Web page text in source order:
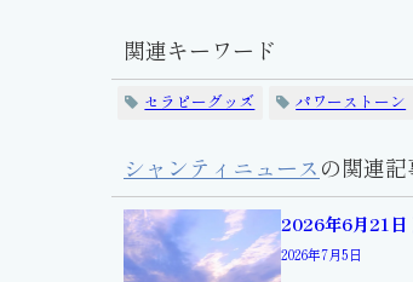
関連キーワード
セラピーグッズ パワーストーン
シャンティニュースの関連
2026年6月21日
2026年7月5日